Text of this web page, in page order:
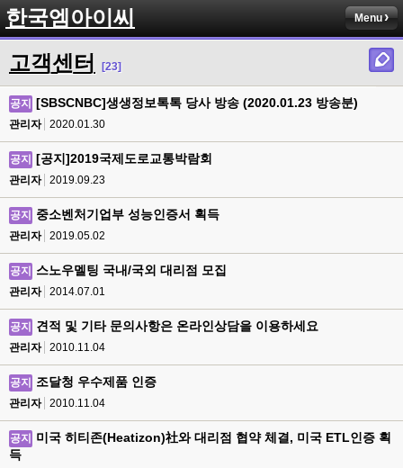
한국엠아이씨 Menu
고객센터 [23]
공지 [SBSCNBC]생생정보톡톡 당사 방송 (2020.01.23 방송분)
관리자 2020.01.30
공지 [공지]2019국제도로교통박람회
관리자 2019.09.23
공지 중소벤처기업부 성능인증서 획득
관리자 2019.05.02
공지 스노우멜팅 국내/국외 대리점 모집
관리자 2014.07.01
공지 견적 및 기타 문의사항은 온라인상담을 이용하세요
관리자 2010.11.04
공지 조달청 우수제품 인증
관리자 2010.11.04
공지
미국 히티존(Heatizon)社와 대리점 협약 체결, 미국 ETL인증 획
득